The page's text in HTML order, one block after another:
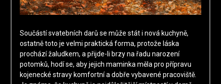
Součástí svatebních darů se může stát i nová kuchyně,
ostatně toto je velmi praktická forma, protože láska
prochází žaludkem, a přijde-li brzy na řadu narození
potomků, hodí se, aby jejich maminka měla pro přípravu
kojenecké stravy komfortní a dobře vybavené pracoviště.